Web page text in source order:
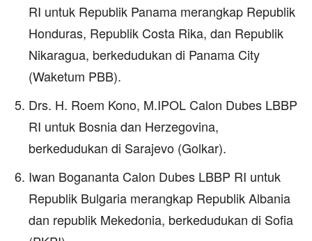
RI untuk Republik Panama merangkap Republik
Honduras, Republik Costa Rika, dan Republik
Nikaragua, berkedudukan di Panama City
(Waketum PBB).
Drs. H. Roem Kono, M.IPOL Calon Dubes LBBP
RI untuk Bosnia dan Herzegovina,
berkedudukan di Sarajevo (Golkar).
Iwan Bogananta Calon Dubes LBBP RI untuk
Republik Bulgaria merangkap Republik Albania
dan republik Mekedonia, berkedudukan di Sofia